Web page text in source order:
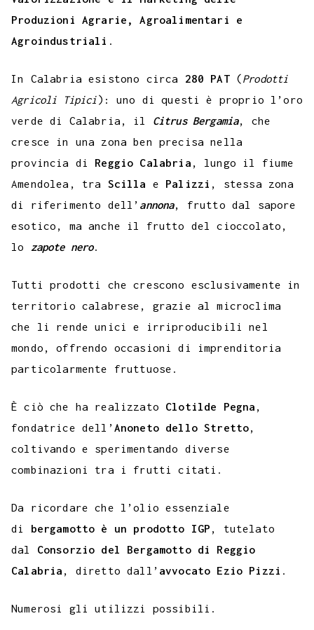
Produzioni Agrarie, Agroalimentari e
Agroindustriali .
In Calabria esistono circa 280 PAT(Prodotti
Agricoli Tipici): uno di questi è proprio l’oro
verde di Calabria, il Citrus Bergamia, che
cresce in una zona ben precisa nella
provincia di Reggio Calabria , lungo il fiume
Amendolea, tra Scilla e Palizzi , stessa zona
di riferimento dell’ annona, frutto dal sapore
esotico, ma anche il frutto del cioccolato,
lo zapote nero.
Tutti prodotti che crescono esclusivamente in
territorio calabrese, grazie al microclima
che li rende unici e irriproducibili nel
mondo, offrendo occasioni di imprenditoria
particolarmente fruttuose.
È ciò che ha realizzato Clotilde Pegna ,
fondatrice dell’Anoneto dello Stretto,
coltivando e sperimentando diverse
combinazioni tra i frutti citati.
Da ricordare che l’olio essenziale
di bergamotto è un prodotto IGP , tutelato
dal Consorzio del Bergamotto di Reggio
Calabria , diretto dall’ avvocato Ezio Pizzi .
Numerosi gli utilizzi possibili.